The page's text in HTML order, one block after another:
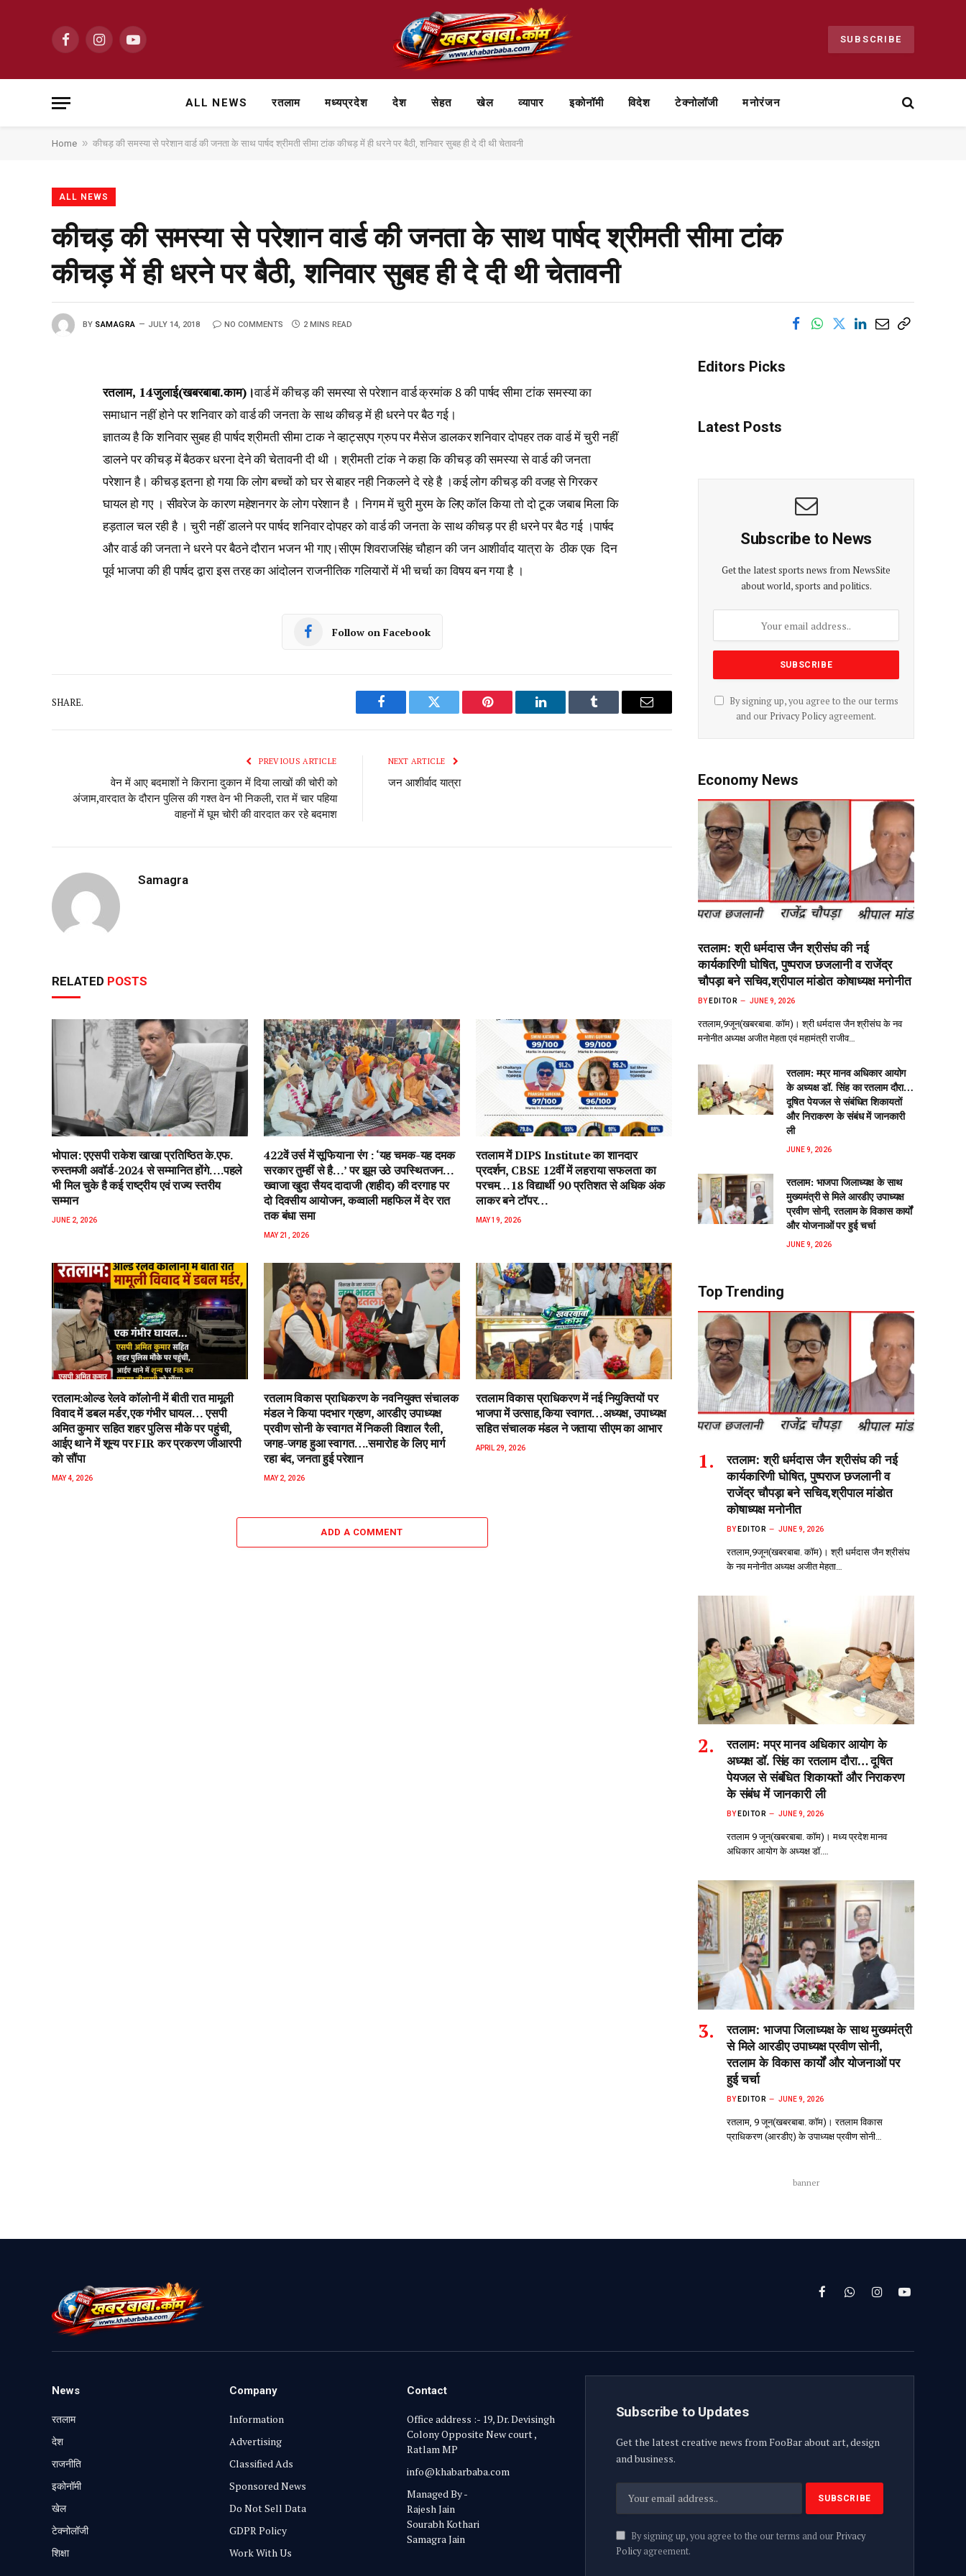
FacebookInstagramYouTube SUBSCRIBE
ALL NEWS रतलाम मध्यप्रदेश देश सेहत खेल व्यापार ⁠इकोनॉमी विदेश टेक्नोलॉजी मनोरंजन
Home » कीचड़ की समस्या से परेशान वार्ड की जनता के साथ पार्षद श्रीमती सीमा टांक कीचड़ में ही धरने पर बैठी, शनिवार सुबह ही दे दी थी चेतावनी
ALL NEWS
कीचड़ की समस्या से परेशान वार्ड की जनता के साथ पार्षद श्रीमती सीमा टांक
कीचड़ में ही धरने पर बैठी, शनिवार सुबह ही दे दी थी चेतावनी
BY SAMAGRA JULY 14, 2018 NO COMMENTS 2 MINS READ
रतलाम, 14जुलाई(खबरबाबा.काम)।वार्ड में कीचड़ की समस्या से परेशान वार्ड क्रमांक 8 की पार्षद सीमा टांक समस्या का
समाधान नहीं होने पर शनिवार को वार्ड की जनता के साथ कीचड़ में ही धरने पर बैठ गई।
ज्ञातव्य है कि शनिवार सुबह ही पार्षद श्रीमती सीमा टाक ने व्हाट्सएप ग्रुप पर मैसेज डालकर शनिवार दोपहर तक वार्ड में चुरी नहीं
डालने पर कीचड़ में बैठकर धरना देने की चेतावनी दी थी । श्रीमती टांक ने कहा कि कीचड़ की समस्या से वार्ड की जनता
परेशान है। कीचड़ इतना हो गया कि लोग बच्चों को घर से बाहर नही निकलने दे रहे है ।कई लोग कीचड़ की वजह से गिरकर
घायल हो गए । सीवरेज के कारण महेशनगर के लोग परेशान है । निगम में चुरी मुरम के लिए कॉल किया तो दो टूक जबाब मिला कि
हड़ताल चल रही है । चुरी नहीं डालने पर पार्षद शनिवार दोपहर को वार्ड की जनता के साथ कीचड़ पर ही धरने पर बैठ गई ।पार्षद
और वार्ड की जनता ने धरने पर बैठने दौरान भजन भी गाए।सीएम शिवराजसिंह चौहान की जन आशीर्वाद यात्रा के ठीक एक दिन
पूर्व भाजपा की ही पार्षद द्वारा इस तरह का आंदोलन राजनीतिक गलियारों में भी चर्चा का विषय बन गया है ।
Follow on Facebook
SHARE.
Facebook Twitter Pinterest LinkedIn Tumblr Email
PREVIOUS ARTICLE
वेन में आए बदमाशों ने किराना दुकान में दिया लाखों की चोरी को
अंजाम,वारदात के दौरान पुलिस की गश्त वेन भी निकली, रात में चार पहिया
वाहनों में घूम चोरी की वारदात कर रहे बदमाश
NEXT ARTICLE
जन आशीर्वाद यात्रा
Samagra
RELATED POSTS
भोपाल: एएसपी राकेश‌ खाखा प्रतिष्ठित के.एफ.
रुस्तमजी अवॉर्ड-2024 से सम्मानित होंगे….पहले
भी मिल चुके है कई राष्ट्रीय एवं राज्य स्तरीय
सम्मान
JUNE 2, 2026
422वें उर्स में सूफियाना रंग : ‘यह चमक-यह दमक
सरकार तुम्हीं से है…’ पर झूम उठे उपस्थितजन…
ख्वाजा खुदा सैयद दादाजी (शहीद) की दरगाह पर
दो दिवसीय आयोजन, कव्वाली महफिल में देर रात
तक बंधा समा
MAY 21, 2026
रतलाम में DIPS Institute का शानदार
प्रदर्शन, CBSE 12वीं में लहराया सफलता का
परचम…18 विद्यार्थी 90 प्रतिशत से अधिक अंक
लाकर बने टॉपर…
MAY 19, 2026
रतलाम:ओल्ड रेलवे कॉलोनी में बीती रात मामूली
विवाद में डबल मर्डर,एक गंभीर घायल… एसपी
अमित कुमार सहित शहर पुलिस मौके पर पहुंची,
आईए थाने में शून्य पर FIR कर प्रकरण जीआरपी
को सौंपा
MAY 4, 2026
रतलाम विकास प्राधिकरण के नवनियुक्त संचालक
मंडल ने किया पदभार ग्रहण, आरडीए उपाध्यक्ष
प्रवीण सोनी के स्वागत में निकली विशाल रैली,
जगह-जगह हुआ स्वागत….समारोह के लिए मार्ग
रहा बंद, जनता हुई परेशान
MAY 2, 2026
रतलाम विकास प्राधिकरण में नई नियुक्तियों पर
भाजपा में उत्साह,किया स्वागत…अध्यक्ष, उपाध्यक्ष
सहित संचालक मंडल ने जताया सीएम का आभार
APRIL 29, 2026
ADD A COMMENT
Editors Picks
Latest Posts
Subscribe to News
Get the latest sports news from NewsSite
about world, sports and politics.
By signing up, you agree to the our terms
and our Privacy Policyagreement.
Economy News
रतलाम: श्री धर्मदास जैन श्रीसंघ की नई
कार्यकारिणी घोषित, पुष्पराज छजलानी व राजेंद्र
चौपड़ा बने सचिव,श्रीपाल मांडोत कोषाध्यक्ष मनोनीत
BY EDITOR JUNE 9, 2026
रतलाम,9जून(खबरबाबा. कॉम)। श्री धर्मदास जैन श्रीसंघ के नव
मनोनीत अध्यक्ष अजीत मेहता एवं महामंत्री राजीव…
रतलाम: मप्र मानव अधिकार आयोग
के अध्यक्ष डॉ. सिंह का रतलाम दौरा…
दूषित पेयजल से‌ संबंधित शिकायतों
और निराकरण के संबंध में जानकारी
ली
JUNE 9, 2026
रतलाम: भाजपा जिलाध्यक्ष के साथ
मुख्यमंत्री से मिले आरडीए उपाध्यक्ष
प्रवीण सोनी, रतलाम के विकास कार्यों
और योजनाओं पर हुई चर्चा
JUNE 9, 2026
Top Trending
रतलाम: श्री धर्मदास जैन श्रीसंघ की नई
कार्यकारिणी घोषित, पुष्पराज छजलानी व
राजेंद्र चौपड़ा बने सचिव,श्रीपाल मांडोत
कोषाध्यक्ष मनोनीत
BY EDITOR JUNE 9, 2026
रतलाम,9जून(खबरबाबा. कॉम)। श्री धर्मदास जैन श्रीसंघ
के नव मनोनीत अध्यक्ष अजीत मेहता…
रतलाम: मप्र मानव अधिकार आयोग के
अध्यक्ष डॉ. सिंह का रतलाम दौरा… दूषित
पेयजल से‌ संबंधित शिकायतों और निराकरण
के संबंध में जानकारी ली
BY EDITOR JUNE 9, 2026
रतलाम 9 जून(खबरबाबा. कॉम)। मध्य प्रदेश मानव
अधिकार आयोग के अध्यक्ष डॉ.…
रतलाम: भाजपा जिलाध्यक्ष के साथ मुख्यमंत्री
से मिले आरडीए उपाध्यक्ष प्रवीण सोनी,
रतलाम के विकास कार्यों और योजनाओं पर
हुई चर्चा
BY EDITOR JUNE 9, 2026
रतलाम, 9 जून(खबरबाबा. कॉम)। रतलाम विकास
प्राधिकरण (आरडीए) के उपाध्यक्ष प्रवीण सोनी…
banner
FacebookWhatsAppInstagramYouTube
News
रतलाम
⁠देश
राजनीति
⁠इकोनॉमी
खेल
टेक्नोलॉजी
शिक्षा
Company
Information
Advertising
Classified Ads
Sponsored News
Do Not Sell Data
GDPR Policy
Work With Us
Contact
Office address :- 19, Dr. Devisingh
Colony Opposite New court ,
Ratlam MP
info@khabarbaba.com
Managed By -
Rajesh Jain
Sourabh Kothari
Samagra Jain
Subscribe to Updates
Get the latest creative news from FooBar about art, design
and business.
By signing up, you agree to the our terms and our Privacy
Policyagreement.